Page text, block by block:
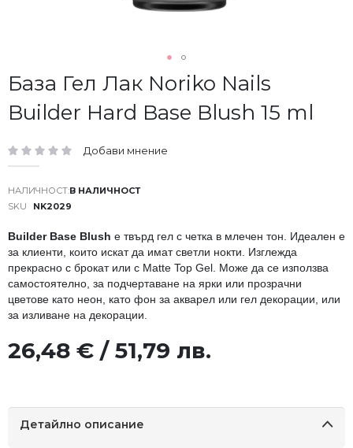
База Гел Лак Noriko Nails
Builder Hard Base Blush 15 ml
рейтинг: Добави мнение
В НАЛИЧНОСТ
SKU
NK2029
Builder Base Blush е твърд гел с четка в млечен тон. Идеален е
за клиенти, които искат да имат светли нокти. Изглежда
прекрасно с брокат или с Matte Top Gel. Може да се използва
самостоятелно, за подчертаване на ярки или прозрачни
цветове като неон, като фон за акварел или гел декорации, или
за изливане на декорации.
26,48 € / 51,79 лв.
Преминете
към
началото
на
със
снимки
Детайлно описание